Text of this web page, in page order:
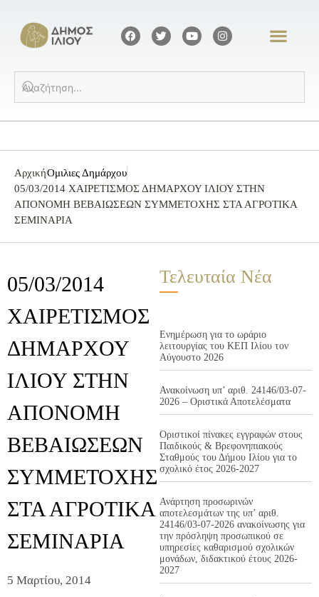
ΑρχικήΟμιλιες Δημάρχου
05/03/2014 ΧΑΙΡΕΤΙΣΜΟΣ ΔΗΜΑΡΧΟΥ ΙΛΙΟΥ ΣΤΗΝ
ΑΠΟΝΟΜΗ ΒΕΒΑΙΩΣΕΩΝ ΣΥΜΜΕΤΟΧΗΣ ΣΤΑ ΑΓΡΟΤΙΚΑ
ΣΕΜΙΝΑΡΙΑ
05/03/2014
ΧΑΙΡΕΤΙΣΜΟΣ
ΔΗΜΑΡΧΟΥ
ΙΛΙΟΥ ΣΤΗΝ
ΑΠΟΝΟΜΗ
ΒΕΒΑΙΩΣΕΩΝ
ΣΥΜΜΕΤΟΧΗΣ
ΣΤΑ ΑΓΡΟΤΙΚΑ
ΣΕΜΙΝΑΡΙΑ
5 Μαρτίου, 2014
Τελευταία Νέα
Ενημέρωση για το ωράριο
λειτουργίας του ΚΕΠ Ιλίου τον
Αύγουστο 2026
Ανακοίνωση υπ’ αριθ. 24146/03-07-
2026 – Οριστικά Αποτελέσματα
Οριστικοί πίνακες εγγραφών στους
Παιδικούς & Βρεφονηπιακούς
Σταθμούς του Δήμου Ιλίου για το
σχολικό έτος 2026-2027
Ανάρτηση προσωρινών
αποτελεσμάτων της υπ’ αριθ.
24146/03-07-2026 ανακοίνωσης για
την πρόσληψη προσωπικού σε
υπηρεσίες καθαρισμού σχολικών
μονάδων, διδακτικού έτους 2026-
2027